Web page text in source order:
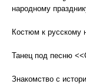
народному
Костюм к русскому
Танец под песню
Знакомство с